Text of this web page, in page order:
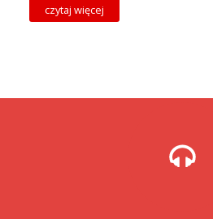
czytaj więcej